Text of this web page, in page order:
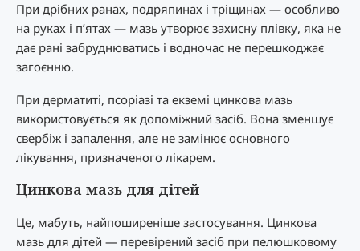
При дрібних ранах, подряпинах і тріщинах — особливо
на руках і п’ятах — мазь утворює захисну плівку, яка не
дає рані забруднюватись і водночас не перешкоджає
загоєнню.
При дерматиті, псоріазі та екземі цинкова мазь
використовується як допоміжний засіб. Вона зменшує
свербіж і запалення, але не замінює основного
лікування, призначеного лікарем.
Цинкова мазь для дітей
Це, мабуть, найпоширеніше застосування. Цинкова
мазь для дітей — перевірений засіб при пелюшковому